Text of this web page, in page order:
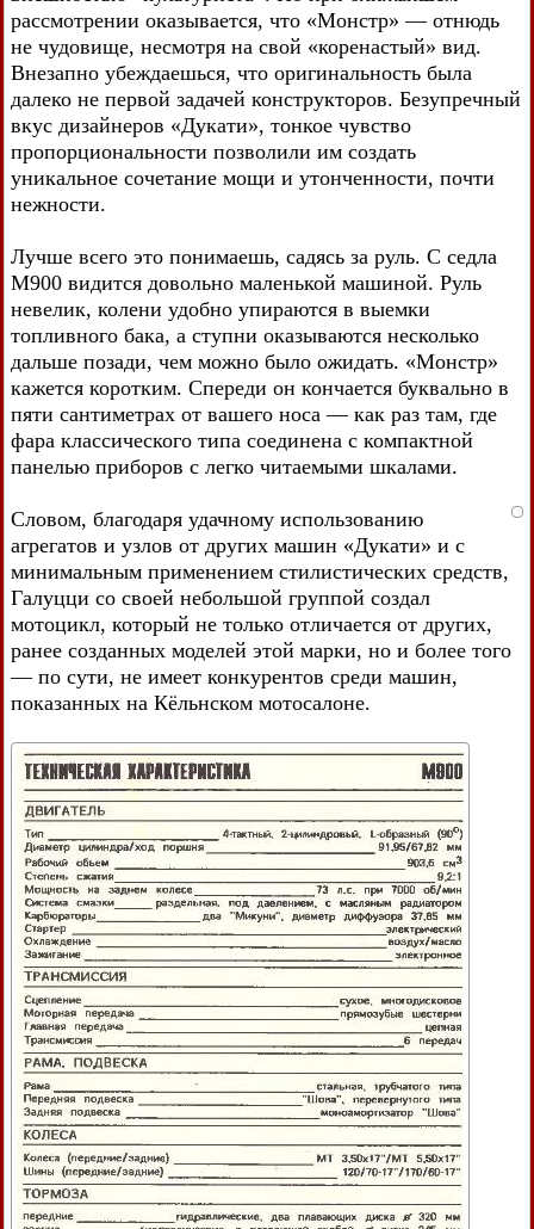
рассмотрении оказывается, что «Монстр» — отнюдь
не чудовище, несмотря на свой «коренастый» вид.
Внезапно убеждаешься, что оригинальность была
далеко не первой задачей конструкторов. Безупречный
вкус дизайнеров «Дукати», тонкое чувство
пропорциональности позволили им создать
уникальное сочетание мощи и утонченности, почти
нежности.
Лучше всего это понимаешь, садясь за руль. С седла
М900 видится довольно маленькой машиной. Руль
невелик, колени удобно упираются в выемки
топливного бака, а ступни оказываются несколько
дальше позади, чем можно было ожидать. «Монстр»
кажется коротким. Спереди он кончается буквально в
пяти сантиметрах от вашего носа — как раз там, где
фара классического типа соединена с компактной
панелью приборов с легко читаемыми шкалами.
Словом, благодаря удачному использованию
агрегатов и узлов от других машин «Дукати» и с
минимальным применением стилистических средств,
Галуцци со своей небольшой группой создал
мотоцикл, который не только отличается от других,
ранее созданных моделей этой марки, но и более того
— по сути, не имеет конкурентов среди машин,
показанных на Кёльнском мотосалоне.